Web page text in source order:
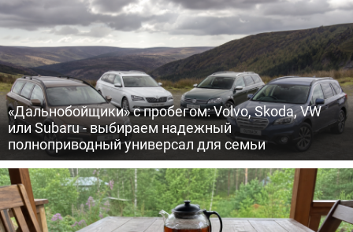
«Дальнобойщики» с пробегом: Volvo, Skoda, VW
или Subaru - выбираем надежный
полноприводный универсал для семьи